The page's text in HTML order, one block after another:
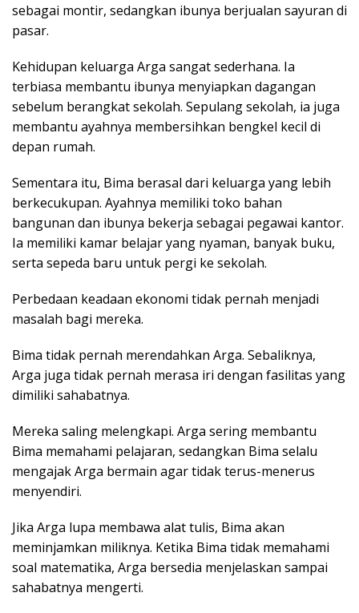
sebagai montir, sedangkan ibunya berjualan sayuran di
pasar.
Kehidupan keluarga Arga sangat sederhana. Ia
terbiasa membantu ibunya menyiapkan dagangan
sebelum berangkat sekolah. Sepulang sekolah, ia juga
membantu ayahnya membersihkan bengkel kecil di
depan rumah.
Sementara itu, Bima berasal dari keluarga yang lebih
berkecukupan. Ayahnya memiliki toko bahan
bangunan dan ibunya bekerja sebagai pegawai kantor.
Ia memiliki kamar belajar yang nyaman, banyak buku,
serta sepeda baru untuk pergi ke sekolah.
Perbedaan keadaan ekonomi tidak pernah menjadi
masalah bagi mereka.
Bima tidak pernah merendahkan Arga. Sebaliknya,
Arga juga tidak pernah merasa iri dengan fasilitas yang
dimiliki sahabatnya.
Mereka saling melengkapi. Arga sering membantu
Bima memahami pelajaran, sedangkan Bima selalu
mengajak Arga bermain agar tidak terus-menerus
menyendiri.
Jika Arga lupa membawa alat tulis, Bima akan
meminjamkan miliknya. Ketika Bima tidak memahami
soal matematika, Arga bersedia menjelaskan sampai
sahabatnya mengerti.